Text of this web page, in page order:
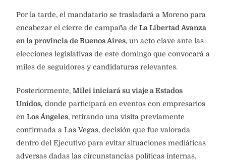
Por la tarde, el mandatario se trasladará a Moreno para
encabezar el cierre de campaña de La Libertad Avanza
en la provincia de Buenos Aires, un acto clave ante las
elecciones legislativas de este domingo que convocará a
miles de seguidores y candidaturas relevantes.
Posteriormente, Milei iniciará su viaje a Estados
Unidos, donde participará en eventos con empresarios
en Los Ángeles, retirando una visita previamente
confirmada a Las Vegas, decisión que fue valorada
dentro del Ejecutivo para evitar situaciones mediáticas
adversas dadas las circunstancias políticas internas.